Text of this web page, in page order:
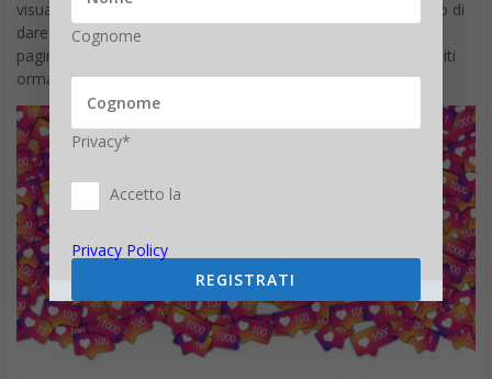
visualizzato dopo l’accesso. In questo caso lo scopo è quello di
dare all’utente la possibilità di modificare l’aspetto della sua
pagina iniziale, visualizzando meno spesso contenuti percepiti
ormai come troppo invadenti.
Cognome
Privacy*
Accetto la
Privacy Policy
REGISTRATI